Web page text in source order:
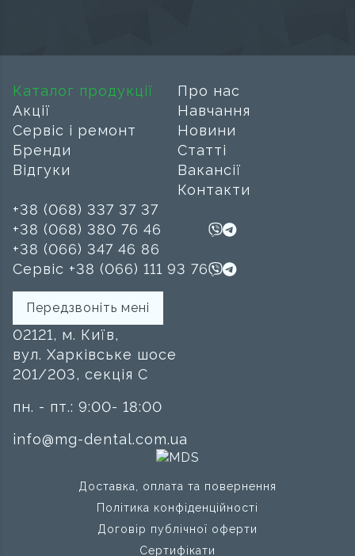
Доставка, оплата та повернення
Політика конфіденційності
Договір публічної оферти
Сертифікати
Каталог продукції
Акції
Сервіс і ремонт
Бренди
Відгуки
Про нас
Навчання
Новини
Статті
Вакансії
Контакти
+38 (068) 337 37 37
+38 (068) 380 76 46
+38 (066) 347 46 86
Сервіс +38 (066) 111 93 76
Передзвоніть мені
02121, м. Київ,
вул. Харківське шосе
201/203, секція C
пн. - пт.: 9:00- 18:00
info@mg-dental.com.ua